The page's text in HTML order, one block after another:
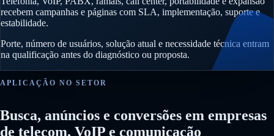
recebem campanhas e páginas com SLA, implementação, suporte e
estabilidade.
Porte, número de usuários, solução atual e necessidade técnica entram
na qualificação antes do diagnóstico ou proposta.
APLICAÇÃO NO SETOR
Busca, anúncios e conversões em empresas
de telecom, VoIP e comunicação